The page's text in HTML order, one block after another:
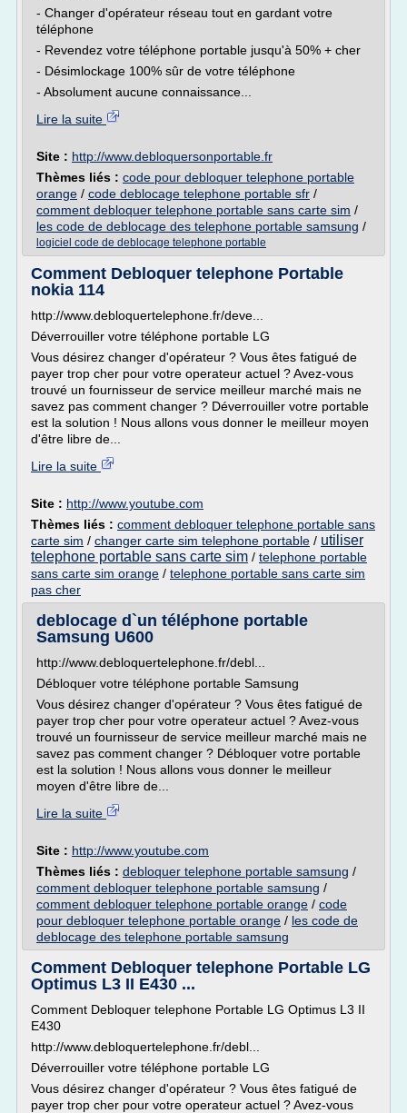
- Changer d'opérateur réseau tout en gardant votre
téléphone
- Revendez votre téléphone portable jusqu'à 50% + cher
- Désimlockage 100% sûr de votre téléphone
- Absolument aucune connaissance...
Lire la suite
Site : http://www.debloquersonportable.fr
Thèmes liés : code pour debloquer telephone portable
orange / code deblocage telephone portable sfr /
comment debloquer telephone portable sans carte sim /
les code de deblocage des telephone portable samsung /
logiciel code de deblocage telephone portable
Comment Debloquer telephone Portable
nokia 114
http://www.debloquertelephone.fr/deve...
Déverrouiller votre téléphone portable LG
Vous désirez changer d'opérateur ? Vous êtes fatigué de
payer trop cher pour votre operateur actuel ? Avez-vous
trouvé un fournisseur de service meilleur marché mais ne
savez pas comment changer ? Déverrouiller votre portable
est la solution ! Nous allons vous donner le meilleur moyen
d'être libre de...
Lire la suite
Site : http://www.youtube.com
Thèmes liés : comment debloquer telephone portable sans
carte sim / changer carte sim telephone portable / utiliser
telephone portable sans carte sim / telephone portable
sans carte sim orange / telephone portable sans carte sim
pas cher
deblocage d`un téléphone portable
Samsung U600
http://www.debloquertelephone.fr/debl...
Débloquer votre téléphone portable Samsung
Vous désirez changer d'opérateur ? Vous êtes fatigué de
payer trop cher pour votre operateur actuel ? Avez-vous
trouvé un fournisseur de service meilleur marché mais ne
savez pas comment changer ? Débloquer votre portable
est la solution ! Nous allons vous donner le meilleur
moyen d'être libre de...
Lire la suite
Site : http://www.youtube.com
Thèmes liés : debloquer telephone portable samsung /
comment debloquer telephone portable samsung /
comment debloquer telephone portable orange / code
pour debloquer telephone portable orange / les code de
deblocage des telephone portable samsung
Comment Debloquer telephone Portable LG
Optimus L3 II E430 ...
Comment Debloquer telephone Portable LG Optimus L3 II
E430
http://www.debloquertelephone.fr/debl...
Déverrouiller votre téléphone portable LG
Vous désirez changer d'opérateur ? Vous êtes fatigué de
payer trop cher pour votre operateur actuel ? Avez-vous